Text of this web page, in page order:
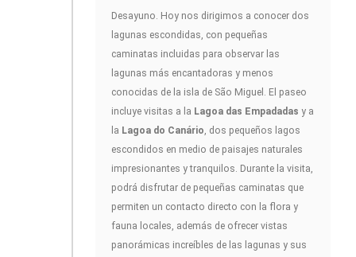
Desayuno. Hoy nos dirigimos a conocer dos
lagunas escondidas, con pequeñas
caminatas incluidas para observar las
lagunas más encantadoras y menos
conocidas de la isla de São Miguel. El paseo
incluye visitas a la Lagoa das Empadadas y a
la Lagoa do Canário, dos pequeños lagos
escondidos en medio de paisajes naturales
impresionantes y tranquilos. Durante la visita,
podrá disfrutar de pequeñas caminatas que
permiten un contacto directo con la flora y
fauna locales, además de ofrecer vistas
panorámicas increíbles de las lagunas y sus